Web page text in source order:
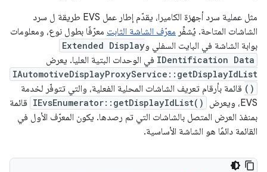
مثل عملية سرد أجهزة الكاميرا، يقدّم إطار عمل EVS طريقة ل سرد
الشاشات المتاحة. يُشفِّر معرّف الشاشة الثابت معرّفًا بطول نوع، ومعلومات
بوابة الشاشة في البايت السفلي وExtended Display
IDentification Data في الوحدات البتية العليا. يعرض
IAutomotiveDisplayProxyService::getDisplayIdList
() قائمة بأرقام تعريف الشاشات المحلية الفعلية، والتي تتوفّر لخدمة
EVS، ويعرض
IEvsEnumerator::getDisplayIdList() قائمة
بمنفذ العرض المتصل بالشاشات التي تم رصدها. يكون المعرّف الأول في
القائمة دائمًا هو الشاشة الأساسية.